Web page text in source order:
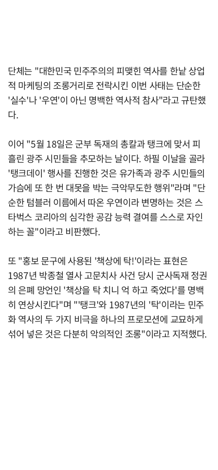
단체는 "대한민국 민주주의의 피맺힌 역사를 한낱 상업
적 마케팅의 조롱거리로 전락시킨 이번 사태는 단순한
'실수'나 '우연'이 아닌 명백한 역사적 참사"라고 규탄했
다.
이어 "5월 18일은 군부 독재의 총칼과 탱크에 맞서 피
흘린 광주 시민들을 추모하는 날이다. 하필 이날을 골라
'탱크데이' 행사를 진행한 것은 유가족과 광주 시민들의
가슴에 또 한 번 대못을 박는 극악무도한 행위"라며 "단
순한 텀블러 이름에서 따온 우연이라 변명하는 것은 스
타벅스 코리아의 심각한 공감 능력 결여를 스스로 자인
하는 꼴"이라고 비판했다.
또 "홍보 문구에 사용된 '책상에 탁!'이라는 표현은
1987년 박종철 열사 고문치사 사건 당시 군사독재 정권
의 은폐 망언인 '책상을 탁 치니 억 하고 죽었다'를 명백
히 연상시킨다"며 "'탱크'와 1987년의 '탁'이라는 민주
화 역사의 두 가지 비극을 하나의 프로모션에 교묘하게
섞어 넣은 것은 다분히 악의적인 조롱"이라고 지적했다.